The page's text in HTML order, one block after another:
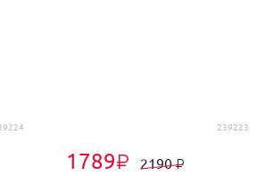
239223
1789₽ 2190₽